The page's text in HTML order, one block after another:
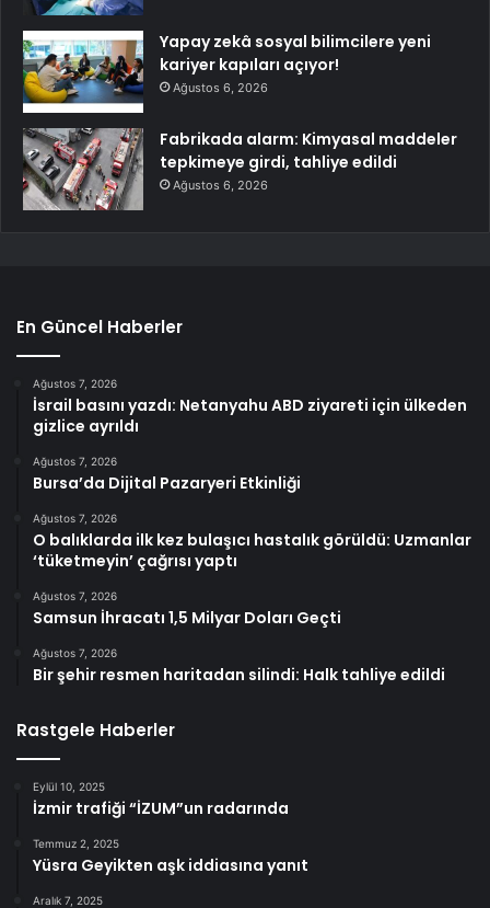
Yapay zekâ sosyal bilimcilere yeni
kariyer kapıları açıyor!
Ağustos 6, 2026
Fabrikada alarm: Kimyasal maddeler
tepkimeye girdi, tahliye edildi
Ağustos 6, 2026
En Güncel Haberler
Ağustos 7, 2026
İsrail basını yazdı: Netanyahu ABD ziyareti için ülkeden
gizlice ayrıldı
Ağustos 7, 2026
Bursa’da Dijital Pazaryeri Etkinliği
Ağustos 7, 2026
O balıklarda ilk kez bulaşıcı hastalık görüldü: Uzmanlar
‘tüketmeyin’ çağrısı yaptı
Ağustos 7, 2026
Samsun İhracatı 1,5 Milyar Doları Geçti
Ağustos 7, 2026
Bir şehir resmen haritadan silindi: Halk tahliye edildi
Rastgele Haberler
Eylül 10, 2025
İzmir trafiği “İZUM”un radarında
Temmuz 2, 2025
Yüsra Geyikten aşk iddiasına yanıt
Aralık 7, 2025